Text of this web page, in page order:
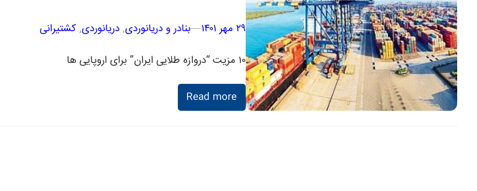
۲۹ مهر ۱۴۰۱ –
–بنادر و دریانوردی, دریانوردی, کشتیرانی
۱۰ مزیت “دروازه طلایی ایران” برای اروپایی ها
Read more